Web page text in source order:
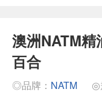
澳洲NATM精
百合
◎品牌： NATM
◎